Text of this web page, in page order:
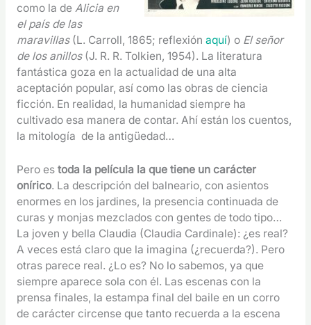
como la deAlicia en
el país de las
maravillas(L. Carroll, 1865; reflexión aquí) o El señor
de los anillos(J. R. R. Tolkien, 1954). La literatura
fantástica goza en la actualidad de una alta
aceptación popular, así como las obras de ciencia
ficción. En realidad, la humanidad siempre ha
cultivado esa manera de contar. Ahí están los cuentos,
la mitología de la antigüedad…
Pero es toda la película la que tiene un carácter
onírico. La descripción del balneario, con asientos
enormes en los jardines, la presencia continuada de
curas y monjas mezclados con gentes de todo tipo…
La joven y bella Claudia (Claudia Cardinale): ¿es real?
A veces está claro que la imagina (¿recuerda?). Pero
otras parece real. ¿Lo es? No lo sabemos, ya que
siempre aparece sola con él. Las escenas con la
prensa finales, la estampa final del baile en un corro
de carácter circense que tanto recuerda a la escena